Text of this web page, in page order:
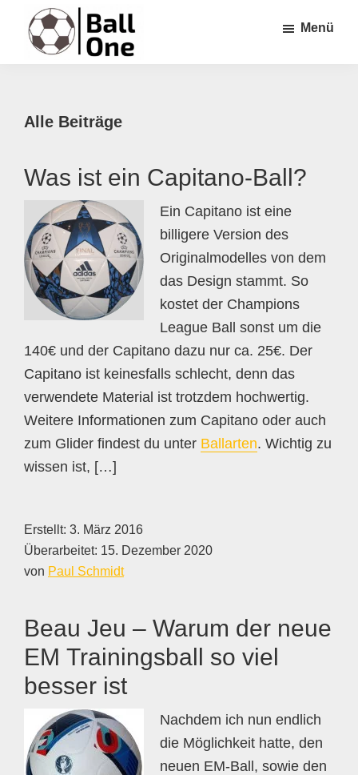
Inhalt
springen
Seitenspalte
springen
Fußzeile
springen
Menü
Alle Beiträge
Was ist ein Capitano-Ball?
Ein Capitano ist eine
billigere Version des
Originalmodelles von dem
das Design stammt. So
kostet der Champions
League Ball sonst um die
140€ und der Capitano dazu nur ca. 25€. Der
Capitano ist keinesfalls schlecht, denn das
verwendete Material ist trotzdem hochwertig.
Weitere Informationen zum Capitano oder auch
zum Glider findest du unter Ballarten. Wichtig zu
wissen ist, […]
Erstellt: 3. März 2016
Überarbeitet: 15. Dezember 2020
von Paul Schmidt
Beau Jeu – Warum der neue
EM Trainingsball so viel
besser ist
Nachdem ich nun endlich
die Möglichkeit hatte, den
neuen EM-Ball, sowie den